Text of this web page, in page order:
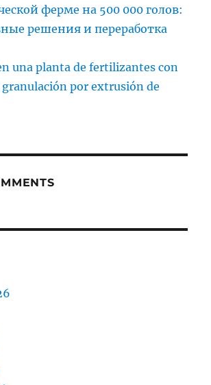
ферме на 500 000 голов:
решения и переработка
una planta de fertilizantes con
granulación por extrusión de